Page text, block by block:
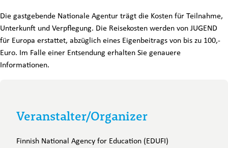
Die gastgebende Nationale Agentur trägt die Kosten für Teilnahme,
Unterkunft und Verpflegung. Die Reisekosten werden von JUGEND
für Europa erstattet, abzüglich eines Eigenbeitrags von bis zu 100,-
Euro. Im Falle einer Entsendung erhalten Sie genauere
Informationen.
Veranstalter/Organizer
Finnish National Agency for Education (EDUFI)